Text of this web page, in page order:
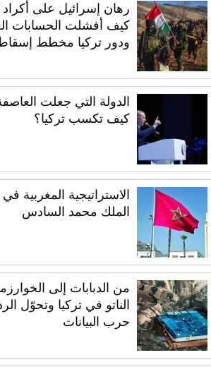
رهان إسرائيل على أكراد
كيف أفشلت الحسابات
ودور تركيا مخطط
الدولة التي جعلت
كيف تكسب تركيا؟
الاستراتيجية المغربية
الملك محمد السادس
من الدبابات إلى
الناتو في تركيا وتحوّل
حرب البيانات